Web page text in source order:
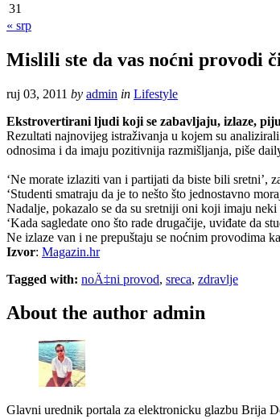
31
« srp
Mislili ste da vas noćni provodi
ruj 03, 2011 by admin in Lifestyle
Ekstrovertirani ljudi koji se zabavljaju, izlaze,
Rezultati najnovijeg istraživanja u kojem su
odnosima i da imaju pozitivnija razmišljanja, piše
‘Ne morate izlaziti van i partijati da biste bili sretni’,
‘Studenti smatraju da je to nešto što jednostavno
Nadalje, pokazalo se da su sretniji oni koji imaju
‘Kada sagledate ono što rade drugačije, uviđate da
Ne izlaze van i ne prepuštaju se noćnim provodima
Izvor: Magazin.hr
Tagged with: noÄ‡ni provod, sreca, zdravlje
About the author admin
Glavni urednik portala za elektronicku glazbu Brija